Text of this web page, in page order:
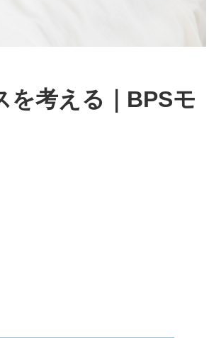
考える｜BPSモ